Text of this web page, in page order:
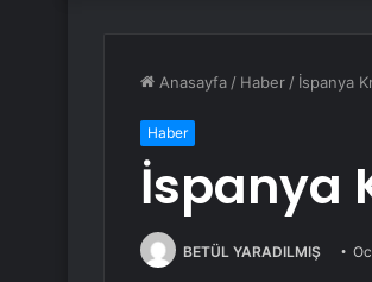
Anasayfa / Haber / İspanya
Haber
İspanya
BETÜL YARADILMIŞ